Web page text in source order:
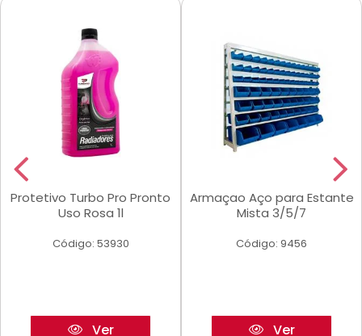
Protetivo Turbo Pro Pronto
Uso Rosa 1l
Código: 53930
Ver
Armaçao Aço para Estante
Mista 3/5/7
Código: 9456
Ver